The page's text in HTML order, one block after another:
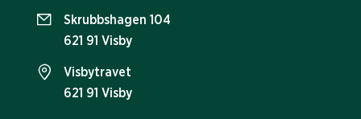
Skrubbshagen 104
621 91 Visby
Visbytravet
621 91 Visby